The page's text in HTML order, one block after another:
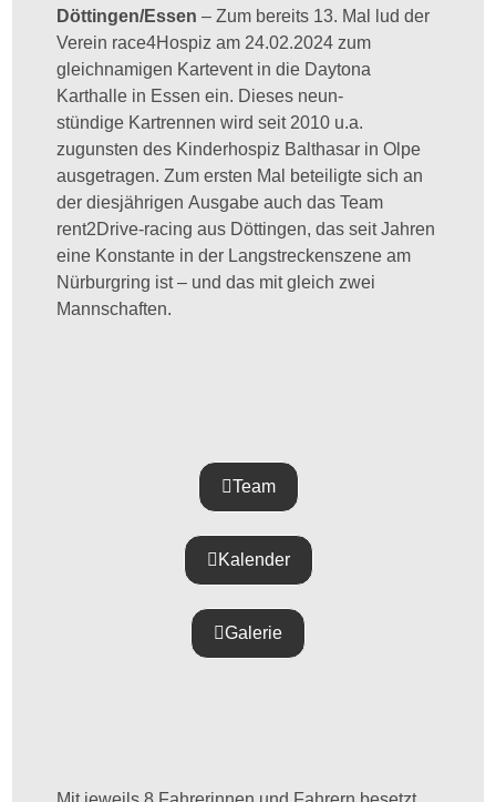
Döttingen/Essen – Zum bereits 13. Mal lud der
Verein race4Hospiz am 24.02.2024 zum
gleichnamigen Kartevent in die Daytona
Karthalle in Essen ein. Dieses neun-
stündige Kartrennen wird seit 2010 u.a.
zugunsten des Kinderhospiz Balthasar in Olpe
ausgetragen. Zum ersten Mal beteiligte sich an
der diesjährigen Ausgabe auch das Team
rent2Drive-racing aus Döttingen, das seit Jahren
eine Konstante in der Langstreckenszene am
Nürburgring ist – und das mit gleich zwei
Mannschaften.
Team
Kalender
Galerie